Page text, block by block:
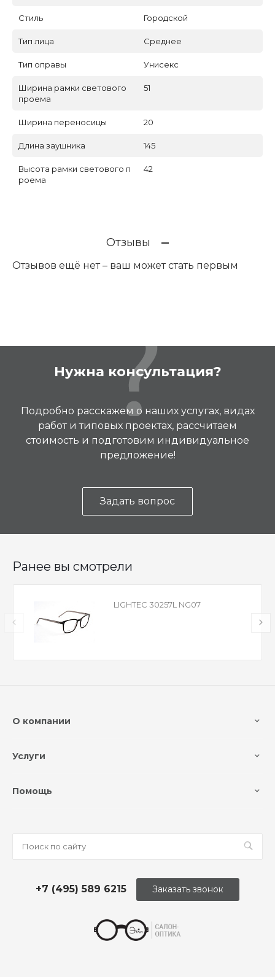
Стиль Городской
Тип лица Среднее
Тип оправы Унисекс
Ширина рамки светового
проема
51
Ширина переносицы 20
Длина заушника 145
Высота рамки светового п
роема
42
Отзывы
Отзывов ещё нет – ваш может стать первым
Нужна консультация?
Подробно расскажем о наших услугах, видах
работ и типовых проектах, рассчитаем
стоимость и подготовим индивидуальное
предложение!
Задать вопрос
Ранее вы смотрели
LIGHTEC 30257L NG07
О компании
Услуги
Помощь
+7 (495) 589 6215 Заказать звонок